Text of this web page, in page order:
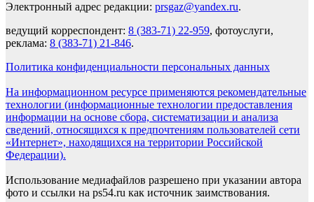
Электронный адрес редакции: prsgaz@yandex.ru.
ведущий корреспондент: 8 (383-71) 22-959, фотоуслуги,
реклама: 8 (383-71) 21-846.
Политика конфиденциальности персональных данных
На информационном ресурсе применяются рекомендательные
технологии (информационные технологии предоставления
информации на основе сбора, систематизации и анализа
сведений, относящихся к предпочтениям пользователей сети
«Интернет», находящихся на территории Российской
Федерации).
Использование медиафайлов разрешено при указании автора
фото и ссылки на ps54.ru как источник заимствования.